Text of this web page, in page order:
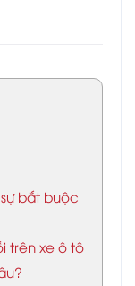
bắt buộc
trên xe ô tô